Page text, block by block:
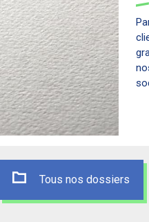
Tous nos dossiers